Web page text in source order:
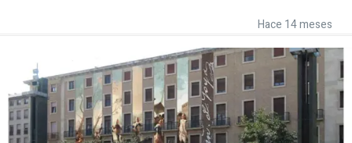
Hace 14 meses